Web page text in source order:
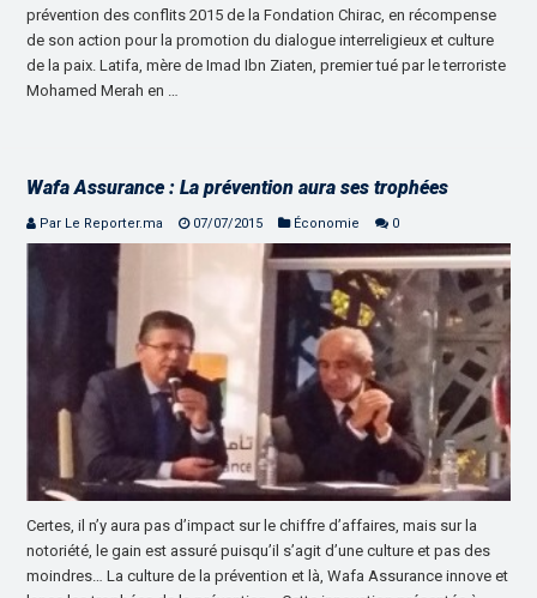
prévention des conflits 2015 de la Fondation Chirac, en récompense
de son action pour la promotion du dialogue interreligieux et culture
de la paix. Latifa, mère de Imad Ibn Ziaten, premier tué par le terroriste
Mohamed Merah en …
Wafa Assurance : La prévention aura ses trophées
Par Le Reporter.ma 07/07/2015 Économie 0
Certes, il n’y aura pas d’impact sur le chiffre d’affaires, mais sur la
notoriété, le gain est assuré puisqu’il s’agit d’une culture et pas des
moindres… La culture de la prévention et là, Wafa Assurance innove et